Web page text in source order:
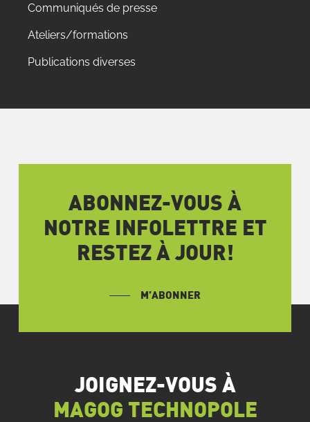
Communiqués de presse
Ateliers/formations
Publications diverses
ABONNEZ-VOUS À
NOTRE INFOLETTRE ET
RESTEZ À JOUR!
M’ABONNER
JOIGNEZ-VOUS À
MAGOG TECHNOPOLE